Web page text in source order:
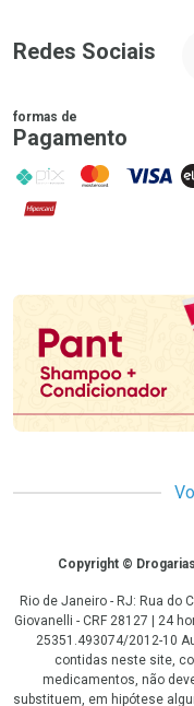
Redes Sociais
formas de
Pagamento
PIX MasterCard
VISA
Hipercard
Promoção
CopyrightCopyright ©
Rio de Janeiro - RJ: Rua do
Giovanelli - CRF 28127 | 24
25351.493074/2012-10
contidas neste site,
medicamentos, não
substituem, em hipótese